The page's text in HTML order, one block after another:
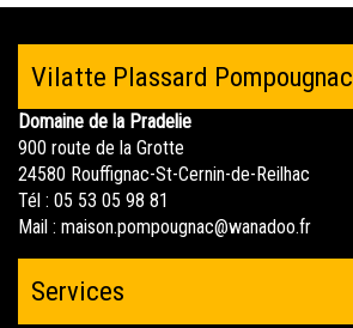
Vilatte Plassard Pompougnac
Domaine de la Pradelie
900 route de la Grotte
24580 Rouffignac-St-Cernin-de-Reilhac
Tél : 05 53 05 98 81
Mail : maison.pompougnac@wanadoo.fr
Services